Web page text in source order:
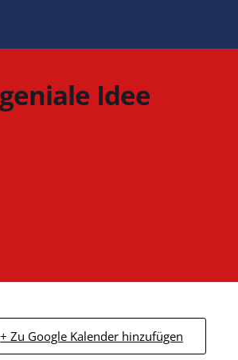
Idee
+ Zu Google Kalender hinzufügen